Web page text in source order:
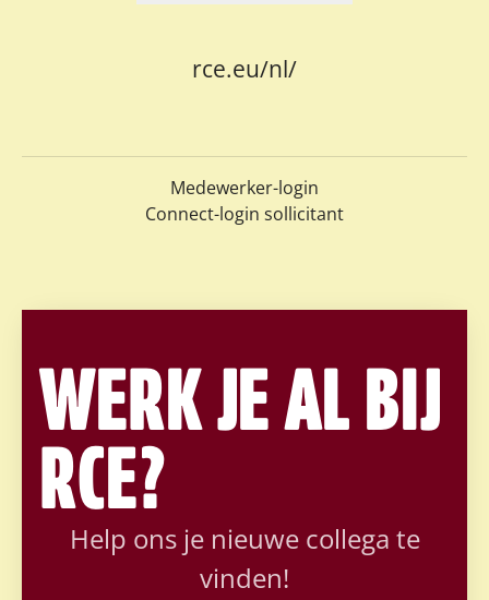
rce.eu/nl/
Medewerker-login
Connect-login sollicitant
WERK JE AL BIJ
RCE?
Help ons je nieuwe collega te
vinden!